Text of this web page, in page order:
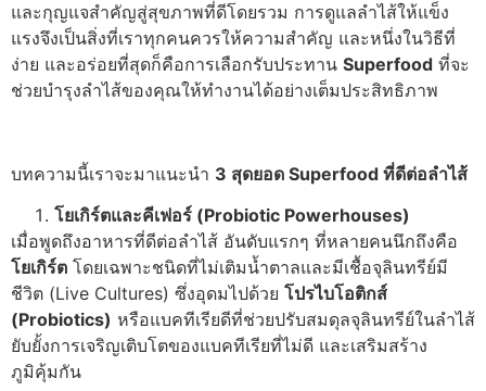
และกุญแจสำคัญสู่สุขภาพที่ดีโดยรวม การดูแลลำไส้ให้แข็ง
แรงจึงเป็นสิ่งที่เราทุกคนควรให้ความสำคัญ และหนึ่งในวิธีที่
ง่าย และอร่อยที่สุดก็คือการเลือกรับประทาน Superfood ที่จะ
ช่วยบำรุงลำไส้ของคุณให้ทำงานได้อย่างเต็มประสิทธิภาพ
บทความนี้เราจะมาแนะนำ 3 สุดยอด Superfood ที่ดีต่อลำไส้
โยเกิร์ตและคีเฟอร์ (Probiotic Powerhouses)
เมื่อพูดถึงอาหารที่ดีต่อลำไส้ อันดับแรกๆ ที่หลายคนนึกถึงคือ
โยเกิร์ต โดยเฉพาะชนิดที่ไม่เติมน้ำตาลและมีเชื้อจุลินทรีย์มี
ชีวิต (Live Cultures) ซึ่งอุดมไปด้วย โปรไบโอติกส์
(Probiotics) หรือแบคทีเรียดีที่ช่วยปรับสมดุลจุลินทรีย์ในลำไส้
ยับยั้งการเจริญเติบโตของแบคทีเรียที่ไม่ดี และเสริมสร้าง
ภูมิคุ้มกัน